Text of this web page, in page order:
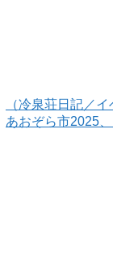
（冷泉荘日記／
あおぞら市2025